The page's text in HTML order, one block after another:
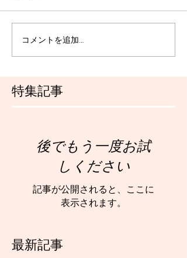
特集記事
最新記事
コメントを追加…
後でもう一度お試
しください
記事が公開されると、ここに
表示されます。